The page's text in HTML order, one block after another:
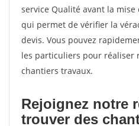
service Qualité avant la
qui permet de vérifier la
devis. Vous pouvez
les particuliers pour réaliser
chantiers travaux.
Rejoignez notre
trouver des